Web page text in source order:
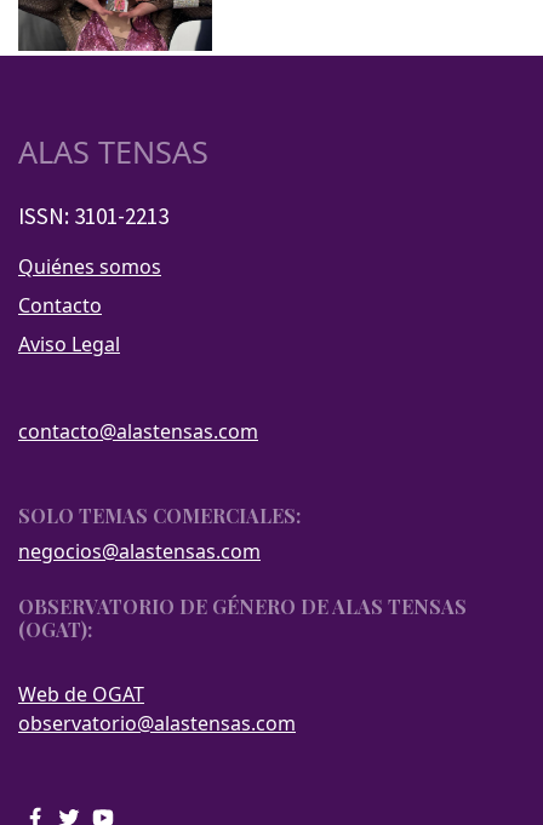
ALAS TENSAS
ISSN: 3101-2213
Quiénes somos
Contacto
Aviso Legal
contacto@alastensas.com
SOLO TEMAS COMERCIALES:
negocios@alastensas.com
OBSERVATORIO DE GÉNERO DE ALAS TENSAS
(OGAT):
Web de OGAT
observatorio@alastensas.com